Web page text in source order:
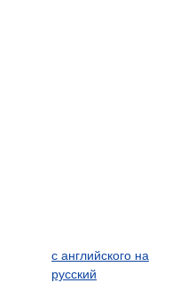
с английского на
русский